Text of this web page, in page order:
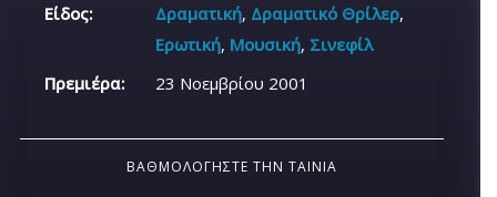
Είδος:
Δραματική, Δραματικό Θρίλερ,
Ερωτική, Μουσική, Σινεφίλ
Πρεμιέρα:
23 Νοεμβρίου 2001
ΒΑΘΜΟΛΟΓΉΣΤΕ ΤΗΝ ΤΑΙΝΊΑ